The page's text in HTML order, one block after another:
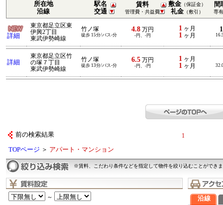
所在地
沿線
駅名
交通
賃料
管理費・共益費
敷金（保証金）
礼金（敷引）
間
専
詳細
東京都足立区東
伊興2丁目
東武伊勢崎線
竹ノ塚
徒歩 15分/バス-分
4.8万円
-円、-円
1 ヶ月
1 ヶ月
詳細
東京都足立区竹
の塚７丁目
東武伊勢崎線
竹ノ塚
徒歩 13分/バス-分
6.5万円
-円、-円
1 ヶ月
1 ヶ月
前の検索結果 1
TOPページ ＞ アパート・マンション
※賃料、こだわり条件などを指定して物件を絞り込むことができ
～ 沿線